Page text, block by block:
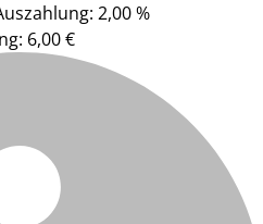
2,00 %
6,00 €